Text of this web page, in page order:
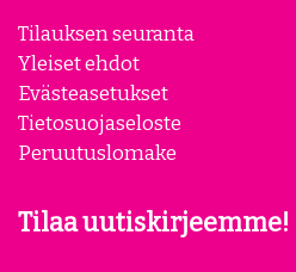
Tilauksen seuranta
Yleiset ehdot
Evästeasetukset
Tietosuojaseloste
Peruutuslomake
Tilaa uutiskirjeemme!